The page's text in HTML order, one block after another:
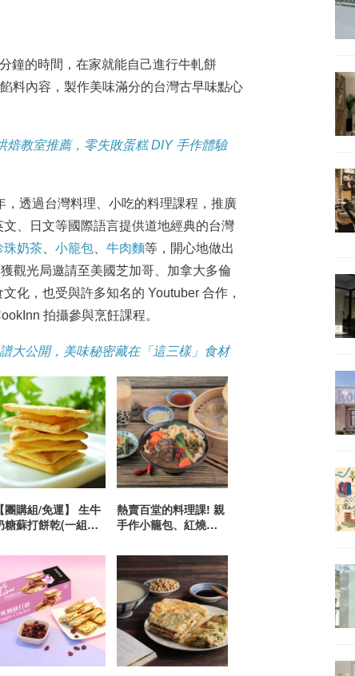
鐘的時間，在家就能自己進行牛軋餅
料內容，製作美味滿分的台灣古早味點心
焙教室推薦，零失敗蛋糕 DIY 手作體驗
透過台灣料理、小吃的料理課程，推廣
、日文等國際語言提供道地經典的台灣
珠奶茶 小籠包 牛肉麵等，開心地做出
觀光局邀請至美國芝加哥、加拿大多倫
化，也受與許多知名的 Youtuber 合作，
拍攝參與烹飪課程。
大公開，美味秘密藏在「這三樣」食材
【團購組/免運】 生牛
糖蘇打餅乾(一組六
熱賣百堂的料理課! 親
手作小籠包、紅燒牛